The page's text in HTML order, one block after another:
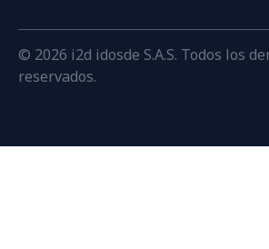
© 2026 i2d idosde S.A.S. Todos los
reservados.